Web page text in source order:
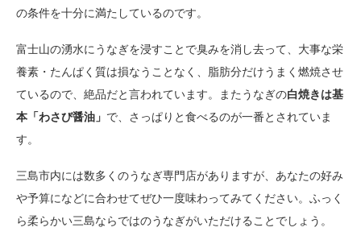
の条件を十分に満たしているのです。
富士山の湧水にうなぎを浸すことで臭みを消し去って、大事な栄
養素・たんぱく質は損なうことなく、脂肪分だけうまく燃焼させ
ているので、絶品だと言われています。またうなぎの白焼きは基
本「わさび醤油」 で、さっぱりと食べるのが一番とされていま
す。
三島市内には数多くのうなぎ専門店がありますが、あなたの好み
や予算になどに合わせてぜひ一度味わってみてください。ふっく
ら柔らかい三島ならではのうなぎがいただけることでしょう。